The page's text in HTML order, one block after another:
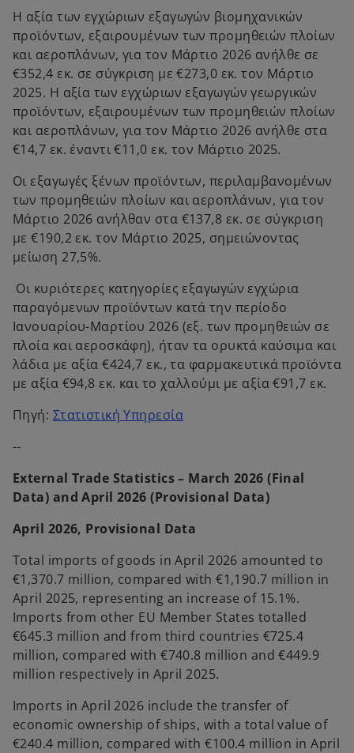
Η αξία των εγχώριων εξαγωγών βιομηχανικών
προϊόντων, εξαιρουμένων των προμηθειών πλοίων
και αεροπλάνων, για τον Μάρτιο 2026 ανήλθε σε
€352,4 εκ. σε σύγκριση με €273,0 εκ. τον Μάρτιο
2025. Η αξία των εγχώριων εξαγωγών γεωργικών
προϊόντων, εξαιρουμένων των προμηθειών πλοίων
και αεροπλάνων, για τον Μάρτιο 2026 ανήλθε στα
€14,7 εκ. έναντι €11,0 εκ. τον Μάρτιο 2025.
Οι εξαγωγές ξένων προϊόντων, περιλαμβανομένων
των προμηθειών πλοίων και αεροπλάνων, για τον
Μάρτιο 2026 ανήλθαν στα €137,8 εκ. σε σύγκριση
με €190,2 εκ. τον Μάρτιο 2025, σημειώνοντας
μείωση 27,5%.
Οι κυριότερες κατηγορίες εξαγωγών εγχώρια
παραγόμενων προϊόντων κατά την περίοδο
Ιανουαρίου-Μαρτίου 2026 (εξ. των προμηθειών σε
πλοία και αεροσκάφη), ήταν τα ορυκτά καύσιμα και
λάδια με αξία €424,7 εκ., τα φαρμακευτικά προϊόντα
με αξία €94,8 εκ. και το χαλλούμι με αξία €91,7 εκ.
Πηγή: Στατιστική Υπηρεσία
n
s
n
n
e
w
t
a
b
--
External Trade Statistics – March 2026 (Final
Data) and April 2026 (Provisional Data)
April 2026, Provisional Data
Total imports of goods in April 2026 amounted to
€1,370.7 million, compared with €1,190.7 million in
April 2025, representing an increase of 15.1%.
Imports from other EU Member States totalled
€645.3 million and from third countries €725.4
million, compared with €740.8 million and €449.9
million respectively in April 2025.
Imports in April 2026 include the transfer of
economic ownership of ships, with a total value of
€240.4 million, compared with €100.4 million in April